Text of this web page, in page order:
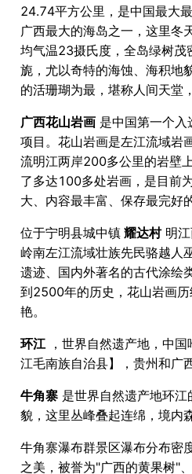
24.74平方公里，是中国最大
广西最大的海岛之一，这里冬
均气温23摄氏度，全岛绿树茂
旎，尤以奇特的海蚀、海积地
的活珊瑚为最，堪称人间天堂
广西花山岩画 是中国第一个
项目。花山岩画是左江流域岩
流明江两岸200多公里的岩壁
了多达100多处岩画，是目前
大、内容最丰富、保存最完好
位于宁明县城中镇 耀达村明江
岭南左江流域壮族先民骆越人
遗迹、国内外著名的古代涂绘
到2500年的历史，花山岩画
艳。
环江 ，世界自然遗产地，中
江毛南族自治县】，贵州和广
牛角寨 是世界自然遗产地环
貌，这里丛峰叠起连绵，境内
牛角寨瀑布群景区瀑布分布密
之美，被誉为"广西的黄果树"